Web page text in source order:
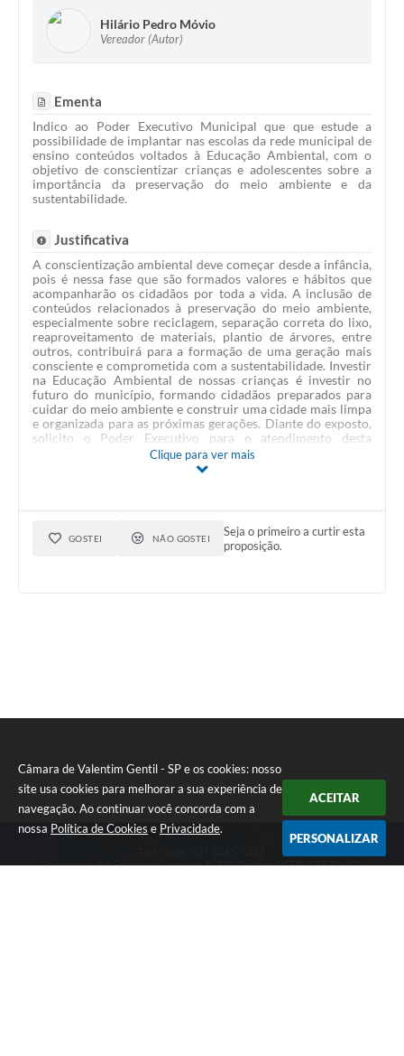
Câmara de Valentim Gentil - SP e os cookies: nosso
site usa cookies para melhorar a sua experiência de
navegação. Ao continuar você concorda com a
nossa Política de Cookies e Privacidade.
ACEITAR
PERSONALIZAR
Hilário Pedro Móvio
Vereador (Autor)
Ementa
Indico ao Poder Executivo Municipal que que estude a
possibilidade de implantar nas escolas da rede municipal de
ensino conteúdos voltados à Educação Ambiental, com o
objetivo de conscientizar crianças e adolescentes sobre a
importância da preservação do meio ambiente e da
sustentabilidade.
Justificativa
A conscientização ambiental deve começar desde a infância,
pois é nessa fase que são formados valores e hábitos que
acompanharão os cidadãos por toda a vida. A inclusão de
conteúdos relacionados à preservação do meio ambiente,
especialmente sobre reciclagem, separação correta do lixo,
reaproveitamento de materiais, plantio de árvores, entre
outros, contribuirá para a formação de uma geração mais
consciente e comprometida com a sustentabilidade. Investir
na Educação Ambiental de nossas crianças é investir no
futuro do município, formando cidadãos preparados para
cuidar do meio ambiente e construir uma cidade mais limpa
e organizada para as próximas gerações. Diante do exposto,
solicito o Poder Executivo para o atendimento desta
importante indicação sobre a implantação nas escolas da
rede municipal de ensino conteúdos voltados à Educação
Clique para ver mais
GOSTEI NÃO GOSTEI
Seja o primeiro a curtir esta
proposição.
Endereço: Av: Eduardo Vicente, 5/20 - Centro | CEP: 15520-000